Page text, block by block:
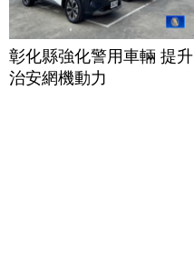
彰化縣強化警用車輛 提升
治安網機動力